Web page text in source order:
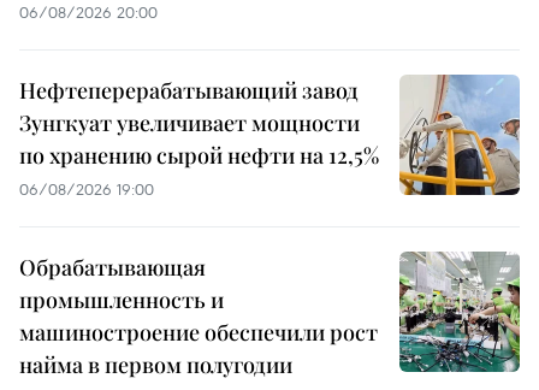
06/08/2026 20:00
Нефтеперерабатывающий завод
Зунгкуат увеличивает мощности
по хранению сырой нефти на 12,5%
06/08/2026 19:00
Обрабатывающая
промышленность и
машиностроение обеспечили рост
найма в первом полугодии